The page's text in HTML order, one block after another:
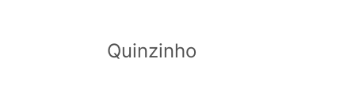
Quinzinho